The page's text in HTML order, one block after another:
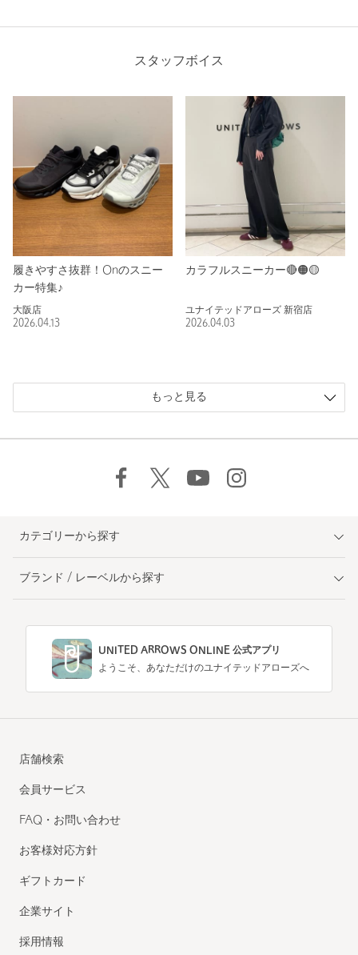
スタッフボイス
履きやすさ抜群！Onのスニー
カー特集♪
大阪店
2026.04.13
カラフルスニーカー🔴🟠🟡
ユナイテッドアローズ 新宿店
2026.04.03
もっと見る
カテゴリーから探す
ブランド / レーベルから探す
UNITED ARROWS ONLINE 公式アプリ
ようこそ、あなただけのユナイテッドアローズへ
店舗検索
会員サービス
FAQ・お問い合わせ
お客様対応方針
ギフトカード
企業サイト
採用情報